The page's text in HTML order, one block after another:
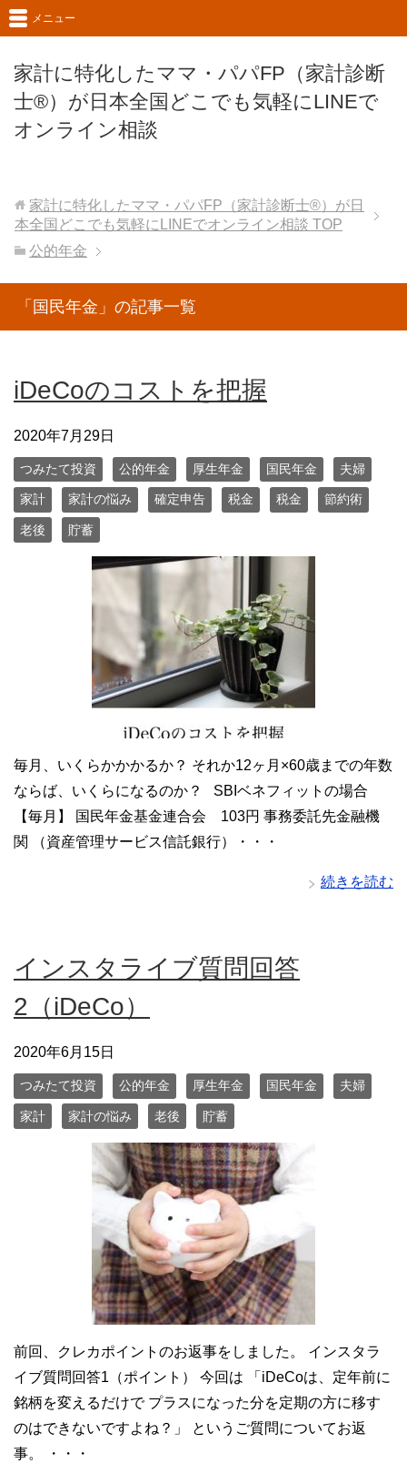
家計に特化したママ・パパFP（家計診断
士®）が日本全国どこでも気軽にLINEで
オンライン相談
メニュー
家計に特化したママ・パパFP（家計診断士®）が日
本全国どこでも気軽にLINEでオンライン相談 TOP
公的年金
「国民年金」の記事一覧
iDeCoのコストを把握
2020年7月29日
つみたて投資 公的年金 厚生年金 国民年金 夫婦
家計 家計の悩み 確定申告 税金 税金 節約術
老後 貯蓄
毎月、いくらかかかるか？ それか12ヶ月×60歳までの年数
ならば、いくらになるのか？ SBIベネフィットの場合
【毎月】 国民年金基金連合会 103円 事務委託先金融機
関 （資産管理サービス信託銀行）・・・
続きを読む
インスタライブ質問回答
2（iDeCo）
2020年6月15日
つみたて投資 公的年金 厚生年金 国民年金 夫婦
家計 家計の悩み 老後 貯蓄
前回、クレカポイントのお返事をしました。 インスタラ
イブ質問回答1（ポイント） 今回は 「iDeCoは、定年前に
銘柄を変えるだけで プラスになった分を定期の方に移す
のはできないですよね？」 というご質問についてお返
事。 ・・・